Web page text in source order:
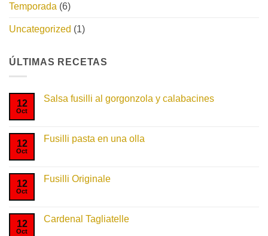
Temporada (6)
Uncategorized (1)
ÚLTIMAS RECETAS
12
Oct
Salsa fusilli al gorgonzola y calabacines
en
Salsa
calabacines
12
Oct
Fusilli pasta en una olla
en
Fusilli
12
Oct
Fusilli Originale
en
Fusilli
12
Oct
Cardenal Tagliatelle